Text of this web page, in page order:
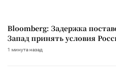
Bloomberg: Задержка
Запад принять условия
1 минута назад